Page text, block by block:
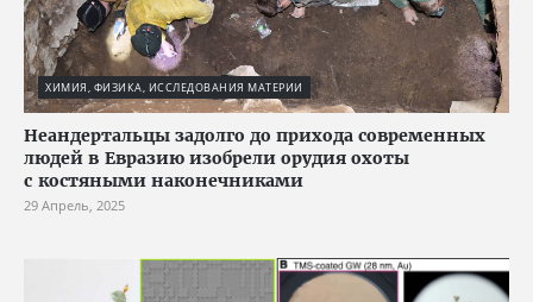
ХИМИЯ, ФИЗИКА, ИССЛЕДОВАНИЯ МАТЕРИИ
Неандертальцы задолго до прихода современных
людей в Евразию изобрели орудия охоты
с костяными наконечниками
29 Апрель, 2025